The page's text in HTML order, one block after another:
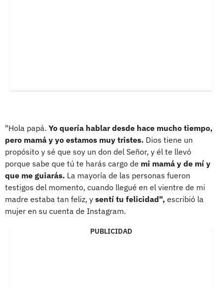
"Hola papá. Yo quería hablar desde hace mucho tiempo,
pero mamá y yo estamos muy tristes. Dios tiene un
propósito y sé que soy un don del Señor, y él te llevó
porque sabe que tú te harás cargo de mi mamá y de mí y
que me guiarás. La mayoría de las personas fueron
testigos del momento, cuando llegué en el vientre de mi
madre estaba tan feliz, y sentí tu felicidad", escribió la
mujer en su cuenta de Instagram.
PUBLICIDAD